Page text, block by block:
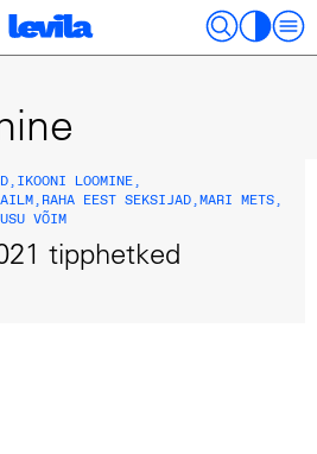
,IKOONI LOOMINE,
,RAHA EEST SEKSIJAD,MARI METS,
USU VÕIM
tipphetked